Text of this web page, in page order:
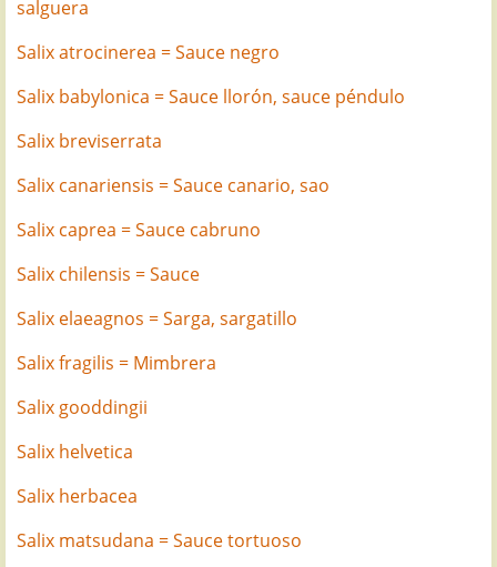
salguera
Salix atrocinerea = Sauce negro
Salix babylonica = Sauce llorón, sauce péndulo
Salix breviserrata
Salix canariensis = Sauce canario, sao
Salix caprea = Sauce cabruno
Salix chilensis = Sauce
Salix elaeagnos = Sarga, sargatillo
Salix fragilis = Mimbrera
Salix gooddingii
Salix helvetica
Salix herbacea
Salix matsudana = Sauce tortuoso